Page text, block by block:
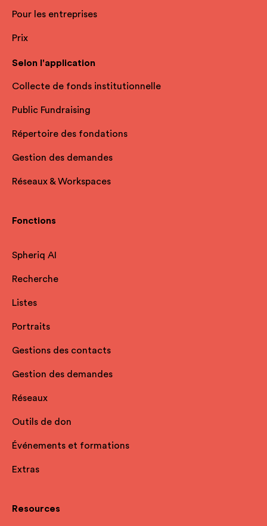
Pour les entreprises
Prix
Selon l'application
Collecte de fonds institutionnelle
Public Fundraising
Répertoire des fondations
Gestion des demandes
Réseaux & Workspaces
Fonctions
Spheriq AI
Recherche
Listes
Portraits
Gestions des contacts
Gestion des demandes
Réseaux
Outils de don
Événements et formations
Extras
Resources